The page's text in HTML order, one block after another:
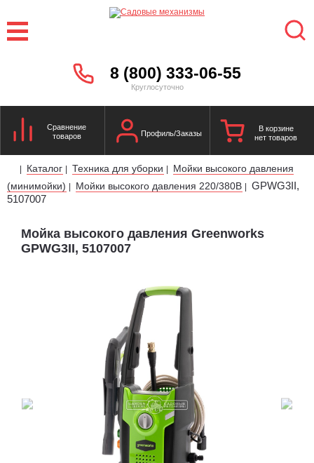
8 (800) 333-06-55
Круглосуточно
Сравнение
товаров
Профиль/Заказы
В корзине
нет товаров
| Каталог | Техника для уборки |
Мойки высокого давления
(минимойки) | Мойки высокого давления 220/380В | GPWG3II,
5107007
Мойка высокого давления Greenworks
GPWG3II, 5107007